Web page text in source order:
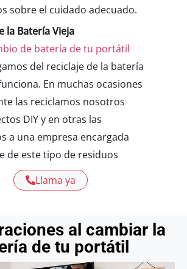
sobre el cuidado adecuado.
la Batería Vieja
de batería de tu portátil
del reciclaje de la batería
En muchas ocasiones
las reciclamos nosotros
DIY y en otras las
a una empresa encargada
de este tipo de residuos
Llama ya
al cambiar la
de tu portátil